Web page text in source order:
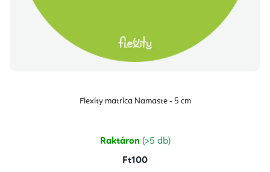
Flexity matrica Namaste - 5 cm
Raktáron (>5 db)
Ft100